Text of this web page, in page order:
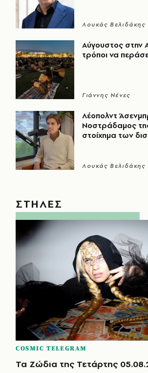
Λουκάς Βελιδάκης
Αύγουστος στην
τρόποι να
Γιάννης Νένες
Λέοπολντ
Νοστράδαμος
στοίχημα των
Λουκάς Βελιδάκης
ΣΤΗΛΕΣ
COSMIC TELEGRAM
Τα Ζώδια της Τετάρτης